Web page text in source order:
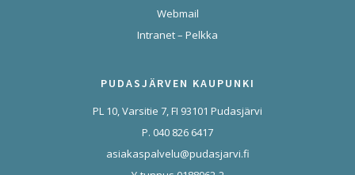
Webmail
Intranet – Pelkka
PUDASJÄRVEN KAUPUNKI
PL 10, Varsitie 7, FI 93101 Pudasjärvi
P. 040 826 6417
asiakaspalvelu@pudasjarvi.fi